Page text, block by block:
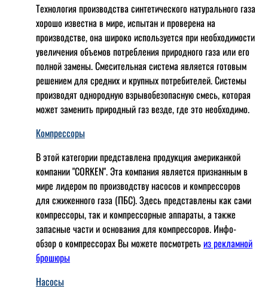
Технология производства синтетического натурального газа
хорошо известна в мире, испытан и проверена на
производстве, она широко используется при необходимости
увеличения объемов потребления природного газа или его
полной замены. Смесительная система является готовым
решением для средних и крупных потребителей. Системы
производят однородную взрывобезопасную смесь, которая
может заменить природный газ везде, где это необходимо.
Компрессоры
В этой категории представлена продукция американкой
компании "CORKEN". Эта компания является признанным в
мире лидером по производству насосов и компрессоров
для сжиженного газа (ПБС). Здесь представлены как сами
компрессоры, так и компрессорные аппараты, а также
запасные части и основания для компрессоров. Инфо-
обзор о компрессорах Вы можете посмотретьиз рекламной
брошюры
Насосы